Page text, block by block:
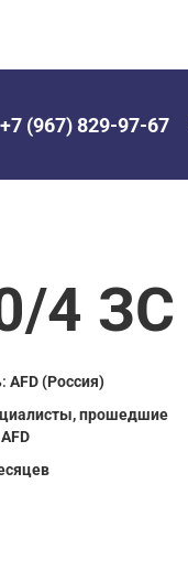
+7 (967) 829-97-67
4 ЗС
AFD (Россия)
прошедшие